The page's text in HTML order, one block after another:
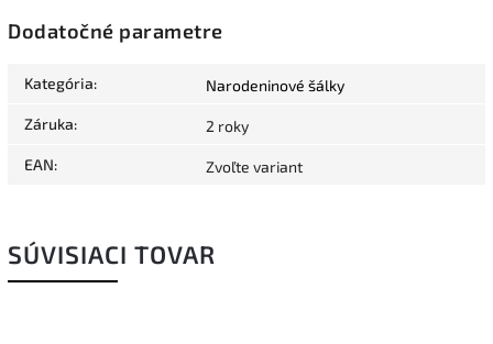
Dodatočné parametre
Kategória: Narodeninové šálky
Záruka: 2 roky
EAN: Zvoľte variant
SÚVISIACI TOVAR